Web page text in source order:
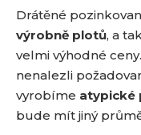
Drátěné
výrobně plotů, a
velmi výhodné
nenalezli
vyrobíme atypické
bude mít jiný